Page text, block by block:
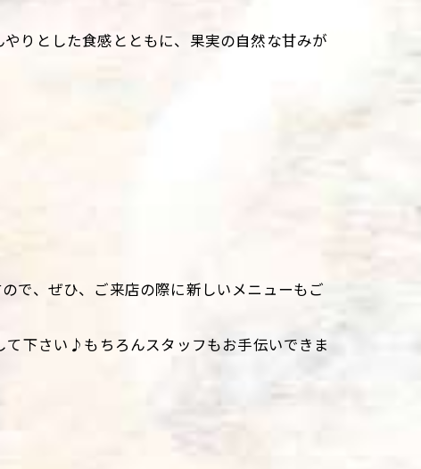
りとした食感とともに、果実の自然な甘みが
で、ぜひ、ご来店の際に新しいメニューもご
て下さい♪もちろんスタッフもお手伝いできま